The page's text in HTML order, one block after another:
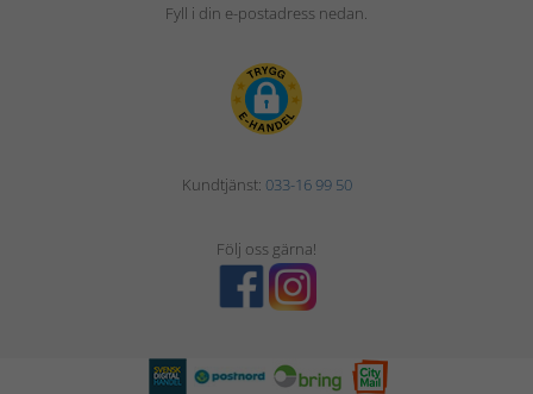
Fyll i din e-postadress nedan.
Kundtjänst: 033-16 99 50
Följ oss gärna!